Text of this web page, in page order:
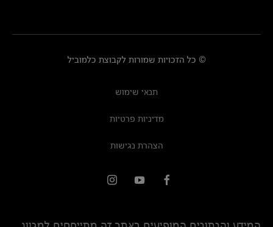
© כל הזכויות שמורות לקבוצת כלמוביל
תנאי שימוש
מדיניות פרטיות
הצהרת נגישות